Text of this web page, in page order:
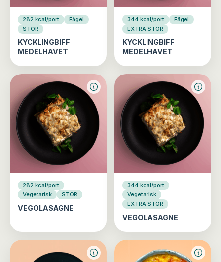
282 kcal/port
Fågel
STOR
KYCKLINGBIFF
MEDELHAVET
344 kcal/port
Fågel
EXTRA STOR
KYCKLINGBIFF
MEDELHAVET
282 kcal/port
Vegetarisk
STOR
VEGOLASAGNE
344 kcal/port
Vegetarisk
EXTRA STOR
VEGOLASAGNE